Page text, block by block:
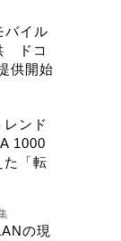
バイル
ドコ
供開始
ンド
1000
た「転
の現